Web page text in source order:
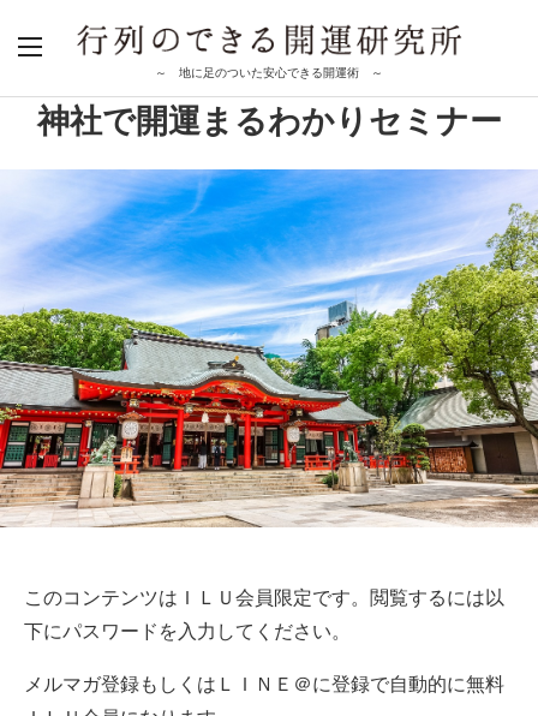
～ 地に足のついた安心できる開運術 ～
神社で開運まるわかりセミナー
このコンテンツはＩＬＵ会員限定です。閲覧するには以
下にパスワードを入力してください。
メルマガ登録もしくはＬＩＮＥ＠に登録で自動的に無料